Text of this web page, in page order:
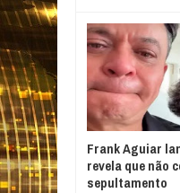
Frank Aguiar
revela que não
sepultamento